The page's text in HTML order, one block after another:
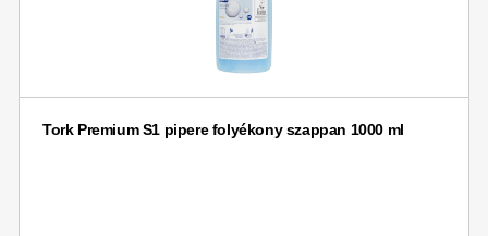
Tork Premium S1 pipere folyékony szappan 1000 ml